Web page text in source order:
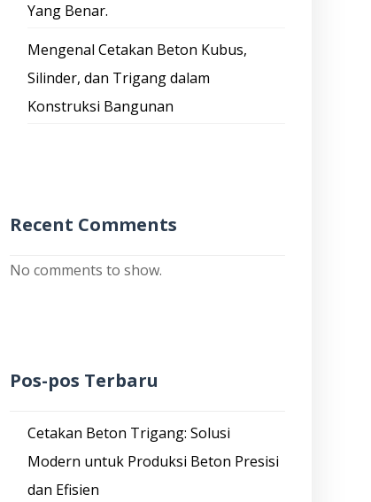
Yang Benar.
Mengenal Cetakan Beton Kubus,
Silinder, dan Trigang dalam
Konstruksi Bangunan
Recent Comments
No comments to show.
Pos-pos Terbaru
Cetakan Beton Trigang: Solusi
Modern untuk Produksi Beton Presisi
dan Efisien